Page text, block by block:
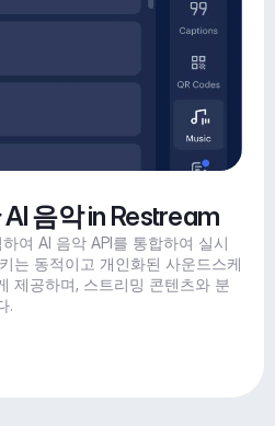
음악 in Restream
여 AI 음악 API를 통합하여 실시
는 동적이고 개인화된 사운드스케
제공하며, 스트리밍 콘텐츠와 분
.